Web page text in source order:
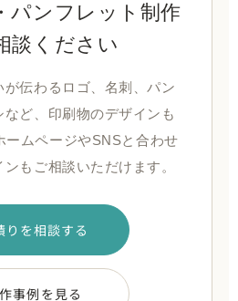
パンフレット制作
談ください
伝わるロゴ、名刺、パン
ど、印刷物のデザインも
ームページやSNSと合わせ
もご相談いただけます。
りを相談する
事例を見る